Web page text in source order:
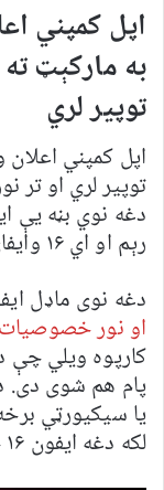
به مارکېټ
توپیر لري
اپل کمپني
توپیر لري او
رېم او اي ۱۶ وایفای لري.
دغه نوی ماډل
او نور
کارپوه ويلي چې
پام هم شوی دی.
یا سیکیورټي
لکه دغه ایفون ۱۶ چې دی.